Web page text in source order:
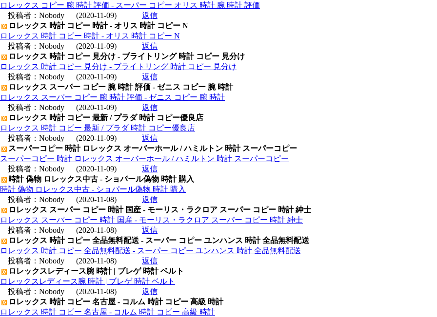
ロレックス コピー 腕 時計 評価 - スーパー コピー オリス 時計 腕 時計 評価
投稿者： Nobody (2020-11-09)
返信
ロレックス 時計 コピー 時計 - オリス 時計 コピー N
ロレックス 時計 コピー 時計 - オリス 時計 コピー N
投稿者： Nobody (2020-11-09)
返信
ロレックス 時計 コピー 見分け - ブライトリング 時計 コピー 見分け
ロレックス 時計 コピー 見分け - ブライトリング 時計 コピー 見分け
投稿者： Nobody (2020-11-09)
返信
ロレックス スーパー コピー 腕 時計 評価 - ゼニス コピー 腕 時計
ロレックス スーパー コピー 腕 時計 評価 - ゼニス コピー 腕 時計
投稿者： Nobody (2020-11-09)
返信
ロレックス 時計 コピー 最新 / プラダ 時計 コピー優良店
ロレックス 時計 コピー 最新 / プラダ 時計 コピー優良店
投稿者： Nobody (2020-11-09)
返信
スーパーコピー 時計 ロレックス オーバーホール / ハミルトン 時計 スーパーコピー
スーパーコピー 時計 ロレックス オーバーホール / ハミルトン 時計 スーパーコピー
投稿者： Nobody (2020-11-09)
返信
時計 偽物 ロレックス中古 - ショパール偽物 時計 購入
時計 偽物 ロレックス中古 - ショパール偽物 時計 購入
投稿者： Nobody (2020-11-08)
返信
ロレックス スーパー コピー 時計 国産 - モーリス・ラクロア スーパー コピー 時計 紳士
ロレックス スーパー コピー 時計 国産 - モーリス・ラクロア スーパー コピー 時計 紳士
投稿者： Nobody (2020-11-08)
返信
ロレックス 時計 コピー 全品無料配送 - スーパー コピー ユンハンス 時計 全品無料配送
ロレックス 時計 コピー 全品無料配送 - スーパー コピー ユンハンス 時計 全品無料配送
投稿者： Nobody (2020-11-08)
返信
ロレックスレディース腕 時計 | ブレゲ 時計 ベルト
ロレックスレディース腕 時計 | ブレゲ 時計 ベルト
投稿者： Nobody (2020-11-08)
返信
ロレックス 時計 コピー 名古屋 - コルム 時計 コピー 高級 時計
ロレックス 時計 コピー 名古屋 - コルム 時計 コピー 高級 時計